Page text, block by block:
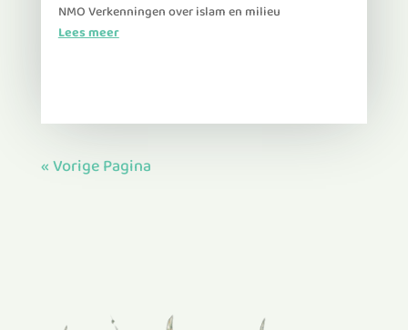
NMO Verkenningen over islam en milieu
Lees meer
« Vorige Pagina